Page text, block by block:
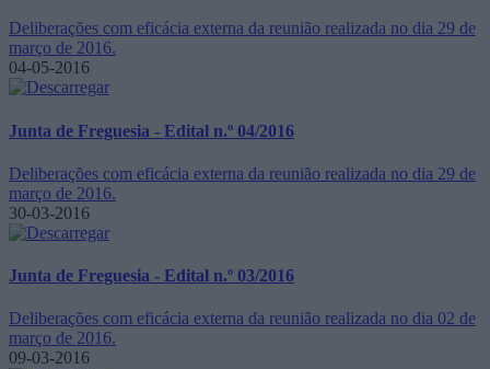
Deliberações com eficácia externa da reunião realizada no dia 29 de
março de 2016.
04-05-2016
Junta de Freguesia - Edital n.º 04/2016
Deliberações com eficácia externa da reunião realizada no dia 29 de
março de 2016.
30-03-2016
Junta de Freguesia - Edital n.º 03/2016
Deliberações com eficácia externa da reunião realizada no dia 02 de
março de 2016.
09-03-2016